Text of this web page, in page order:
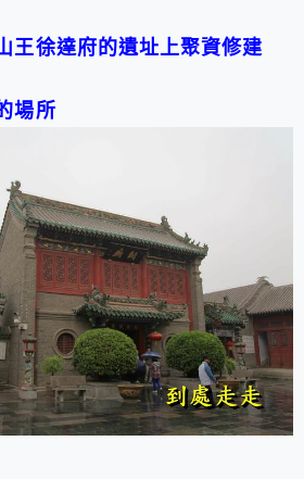
王徐達府的遺址上聚資修建
場所